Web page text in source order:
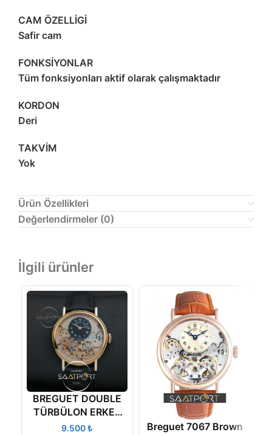
CAM ÖZELLİGİ
Safir cam
FONKSİYONLAR
Tüm fonksiyonları aktif olarak çalışmaktadır
KORDON
Deri
TAKVİM
Yok
Ürün Özellikleri
Değerlendirmeler (0)
İlgili ürünler
BREGUET DOUBLE
TÜRBÜLON ERKEK
SAATİ
₺
Breguet 7067 Brown